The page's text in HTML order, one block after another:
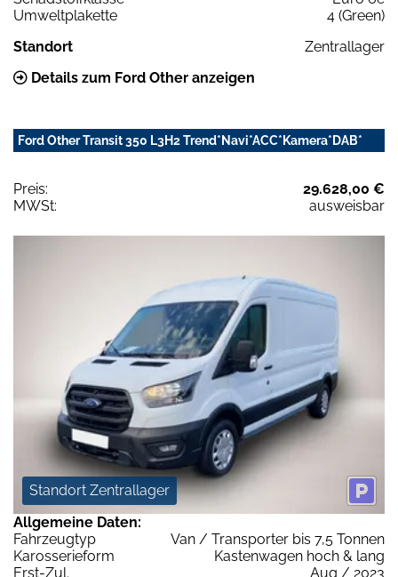
Umweltplakette
4 (Green)
Standort
Zentrallager
Details zum Ford Other anzeigen
Ford Other Transit 350 L3H2 Trend*Navi*ACC*Kamera*DAB*
Preis:
29.628,00 €
MWSt:
ausweisbar
Standort Zentrallager
Allgemeine Daten:
Fahrzeugtyp
Van / Transporter bis 7,5 Tonnen
Karosserieform
Kastenwagen hoch & lang
Erst-Zul.
Aug / 2023